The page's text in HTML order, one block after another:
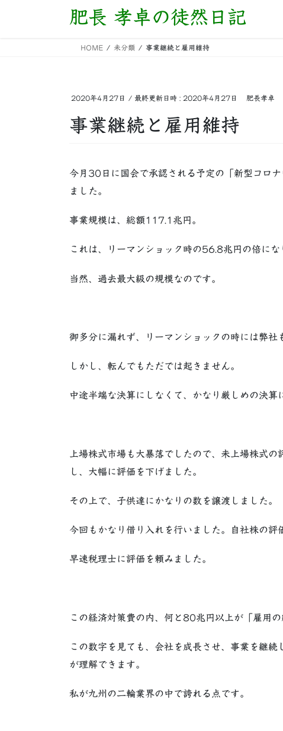
肥長 孝卓の徒然日記
HOME 未分類 事業継続と雇用維持
2020年4月27日 / 最終更新日時 : 2020年4月27日 肥長孝卓
事業継続と雇用維持
今月30日に国会で承認される予定の「新型コロ
ました。
事業規模は、総額117.1兆円。
これは、リーマンショック時の56.8兆円の倍にな
当然、過去最大級の規模なのです。
御多分に漏れず、リーマンショックの時には弊社
しかし、転んでもただでは起きません。
中途半端な決算にしなくて、かなり厳しめの決算
上場株式市場も大暴落でしたので、未上場株式
し、大幅に評価を下げました。
その上で、子供達にかなりの数を譲渡しました。
今回もかなり借り入れを行いました。自社株の評
早速税理士に評価を頼みました。
この経済対策費の内、何と80兆円以上が「雇用
この数字を見ても、会社を成長させ、事業を継
が理解できます。
私が九州の二輪業界の中で誇れる点です。